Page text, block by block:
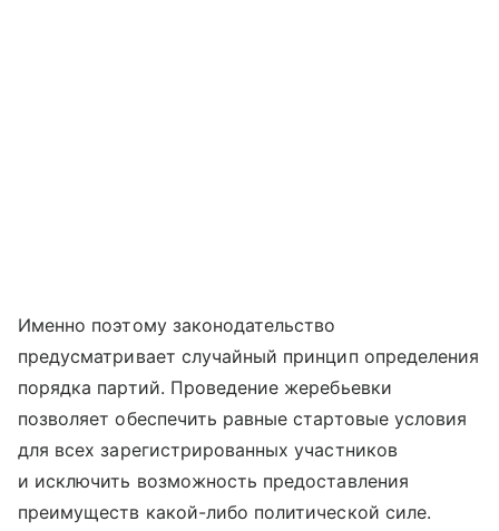
Именно поэтому законодательство
предусматривает случайный принцип определения
порядка партий. Проведение жеребьевки
позволяет обеспечить равные стартовые условия
для всех зарегистрированных участников
и исключить возможность предоставления
преимуществ какой-либо политической силе.